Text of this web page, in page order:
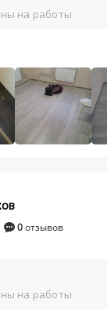
на работы
0отзывов
на работы